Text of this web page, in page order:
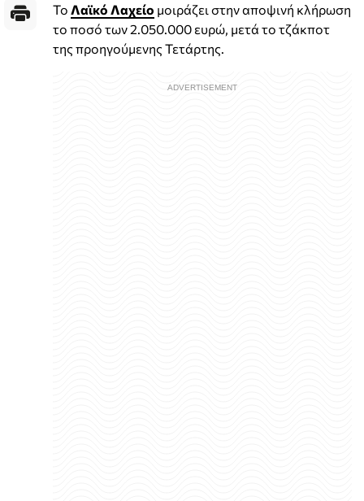
Το Λαϊκό Λαχείο μοιράζει στην αποψινή κλήρωση
το ποσό των 2.050.000 ευρώ, μετά το τζάκποτ
της προηγούμενης Τετάρτης.